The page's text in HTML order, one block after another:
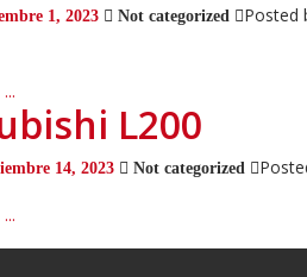
1, 2023 Not categorized Posted
L200
14, 2023 Not categorized